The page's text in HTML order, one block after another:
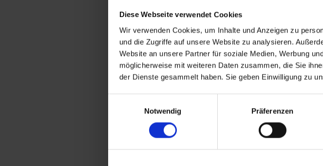
Diese Webseite verwendet Cookies
Wir verwenden Cookies, um Inhalte und Anzeigen zu
und die Zugriffe auf unsere Website zu analysieren.
Website an unsere Partner für soziale Medien, Werbung
möglicherweise mit weiteren Daten zusammen, die Sie
der Dienste gesammelt haben. Sie geben Einwilligung zu
Notwendig
Präferenzen
Verlegeanleitung TSL 55/7
PDF, 1.069 KB
Verlegeanleitung TSL 55/7 SK
PDF, 1.066 KB
Verlegeanleitung TSL 55/9